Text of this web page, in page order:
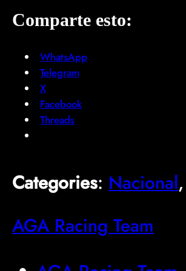
Comparte esto:
WhatsApp
Telegram
X
Facebook
Threads
Categories: Nacional,
AGA Racing Team